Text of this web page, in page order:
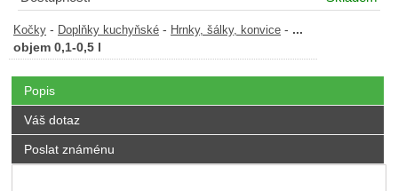
Kočky - Doplňky kuchyňské - Hrnky, šálky, konvice - ...
objem 0,1-0,5 l
Popis
Váš dotaz
Poslat známénu